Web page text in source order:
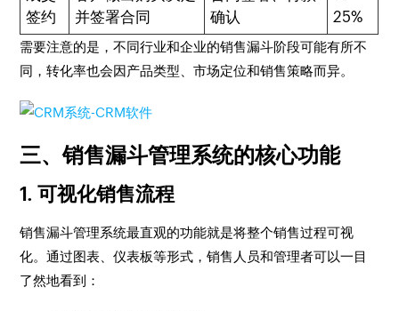
签约
并签署合同
确认
25%
需要注意的是，不同行业和企业的销售漏斗阶段可能有所不
同，转化率也会因产品类型、市场定位和销售策略而异。
三、销售漏斗管理系统的核心功能
1. 可视化销售流程
销售漏斗管理系统最直观的功能就是将整个销售过程可视
化。通过图表、仪表板等形式，销售人员和管理者可以一目
了然地看到：